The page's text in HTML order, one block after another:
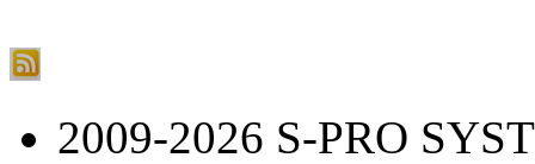
2009-2026 S-PRO